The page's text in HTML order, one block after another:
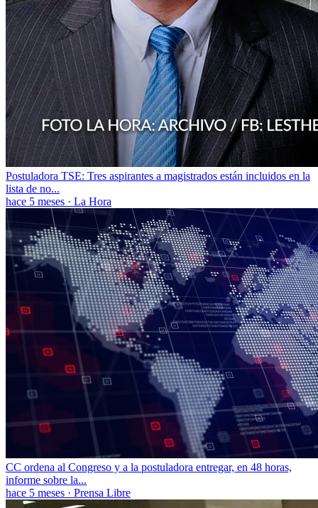
Postuladora TSE: Tres aspirantes a magistrados están incluidos en la
lista de no...
hace 5 meses · La Hora
CC ordena al Congreso y a la postuladora entregar, en 48 horas,
informe sobre la...
hace 5 meses · Prensa Libre